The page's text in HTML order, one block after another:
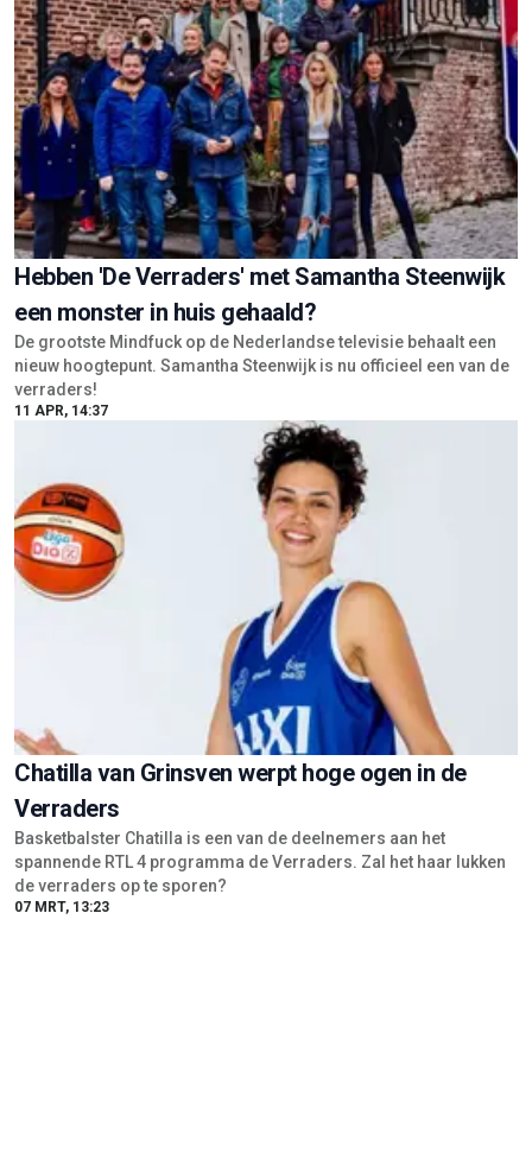
Hebben 'De Verraders' met Samantha Steenwijk
een monster in huis gehaald?
De grootste Mindfuck op de Nederlandse televisie behaalt een
nieuw hoogtepunt. Samantha Steenwijk is nu officieel een van de
verraders!
11 APR, 14:37
Chatilla van Grinsven werpt hoge ogen in de
Verraders
Basketbalster Chatilla is een van de deelnemers aan het
spannende RTL 4 programma de Verraders. Zal het haar lukken
de verraders op te sporen?
07 MRT, 13:23